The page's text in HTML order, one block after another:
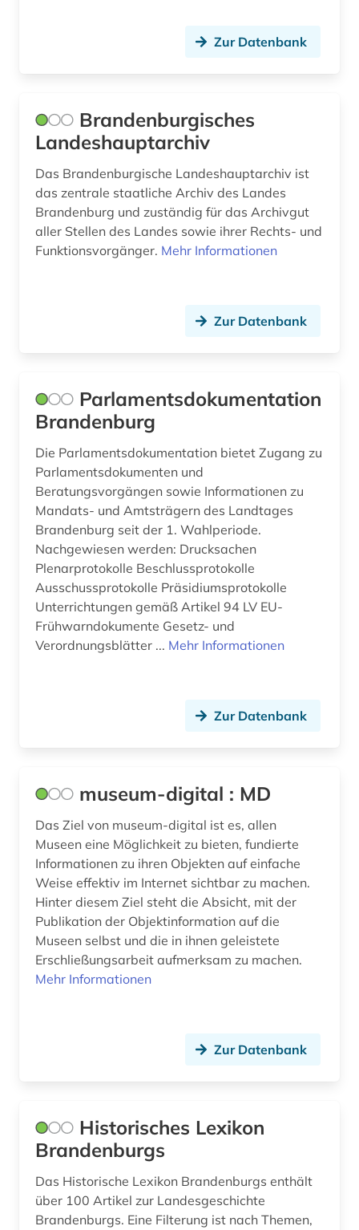
virtuelle ausstellung (1)
website (2)
wörterbuch (1)
zeitgeschichte &lt;fach&gt; (1)
zeitung (1)
Zur Datenbank
Brandenburgisches
Landeshauptarchiv
Das Brandenburgische Landeshauptarchiv ist
das zentrale staatliche Archiv des Landes
Brandenburg und zuständig für das Archivgut
aller Stellen des Landes sowie ihrer Rechts- und
Funktionsvorgänger. Mehr Informationen
Zur Datenbank
Parlamentsdokumentation
Brandenburg
Die Parlamentsdokumentation bietet Zugang zu
Parlamentsdokumenten und
Beratungsvorgängen sowie Informationen zu
Mandats- und Amtsträgern des Landtages
Brandenburg seit der 1. Wahlperiode.
Nachgewiesen werden: Drucksachen
Plenarprotokolle Beschlussprotokolle
Ausschussprotokolle Präsidiumsprotokolle
Unterrichtungen gemäß Artikel 94 LV EU-
Frühwarndokumente Gesetz- und
Verordnungsblätter ... Mehr Informationen
Zur Datenbank
museum-digital : MD
Das Ziel von museum-digital ist es, allen
Museen eine Möglichkeit zu bieten, fundierte
Informationen zu ihren Objekten auf einfache
Weise effektiv im Internet sichtbar zu machen.
Hinter diesem Ziel steht die Absicht, mit der
Publikation der Objektinformation auf die
Museen selbst und die in ihnen geleistete
Erschließungsarbeit aufmerksam zu machen.
Mehr Informationen
Zur Datenbank
Historisches Lexikon
Brandenburgs
Das Historische Lexikon Brandenburgs enthält
über 100 Artikel zur Landesgeschichte
Brandenburgs. Eine Filterung ist nach Themen,